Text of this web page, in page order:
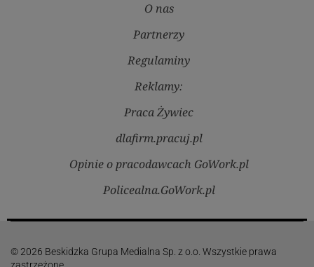
O nas
Partnerzy
Regulaminy
Reklamy:
Praca Żywiec
dlafirm.pracuj.pl
Opinie o pracodawcach GoWork.pl
Policealna.GoWork.pl
© 2026 Beskidzka Grupa Medialna Sp. z o.o. Wszystkie prawa